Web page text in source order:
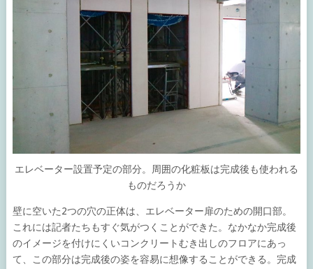
エレベーター設置予定の部分。周囲の化粧板は完成後も使われる
ものだろうか
壁に空いた2つの穴の正体は、エレベーター扉のための開口部。
これには記者たちもすぐ気がつくことができた。なかなか完成後
のイメージを付けにくいコンクリートむき出しのフロアにあっ
て、この部分は完成後の姿を容易に想像することができる。完成